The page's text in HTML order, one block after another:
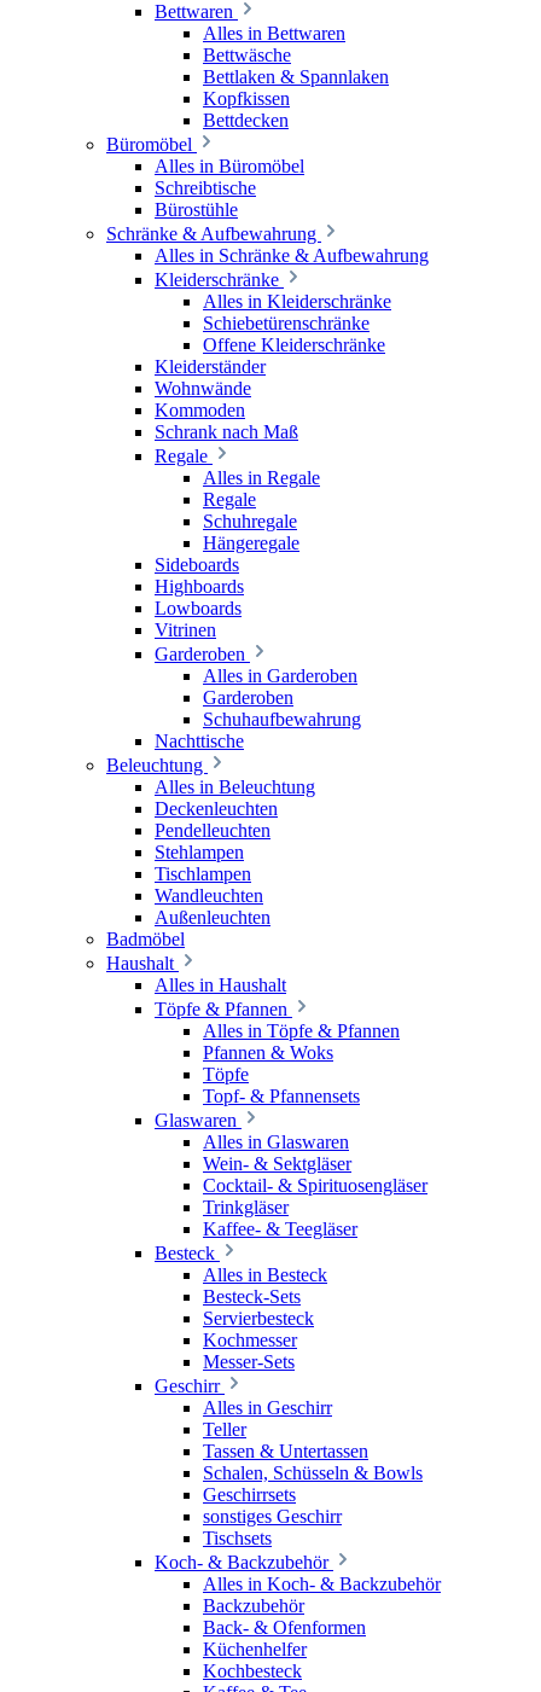
Bettwaren
Alles in Bettwaren
Bettwäsche
Bettlaken & Spannlaken
Kopfkissen
Bettdecken
Büromöbel
Alles in Büromöbel
Schreibtische
Bürostühle
Schränke & Aufbewahrung
Alles in Schränke & Aufbewahrung
Kleiderschränke
Alles in Kleiderschränke
Schiebetürenschränke
Offene Kleiderschränke
Kleiderständer
Wohnwände
Kommoden
Schrank nach Maß
Regale
Alles in Regale
Regale
Schuhregale
Hängeregale
Sideboards
Highboards
Lowboards
Vitrinen
Garderoben
Alles in Garderoben
Garderoben
Schuhaufbewahrung
Nachttische
Beleuchtung
Alles in Beleuchtung
Deckenleuchten
Pendelleuchten
Stehlampen
Tischlampen
Wandleuchten
Außenleuchten
Badmöbel
Haushalt
Alles in Haushalt
Töpfe & Pfannen
Alles in Töpfe & Pfannen
Pfannen & Woks
Töpfe
Topf- & Pfannensets
Glaswaren
Alles in Glaswaren
Wein- & Sektgläser
Cocktail- & Spirituosengläser
Trinkgläser
Kaffee- & Teegläser
Besteck
Alles in Besteck
Besteck-Sets
Servierbesteck
Kochmesser
Messer-Sets
Geschirr
Alles in Geschirr
Teller
Tassen & Untertassen
Schalen, Schüsseln & Bowls
Geschirrsets
sonstiges Geschirr
Tischsets
Koch- & Backzubehör
Alles in Koch- & Backzubehör
Backzubehör
Back- & Ofenformen
Küchenhelfer
Kochbesteck